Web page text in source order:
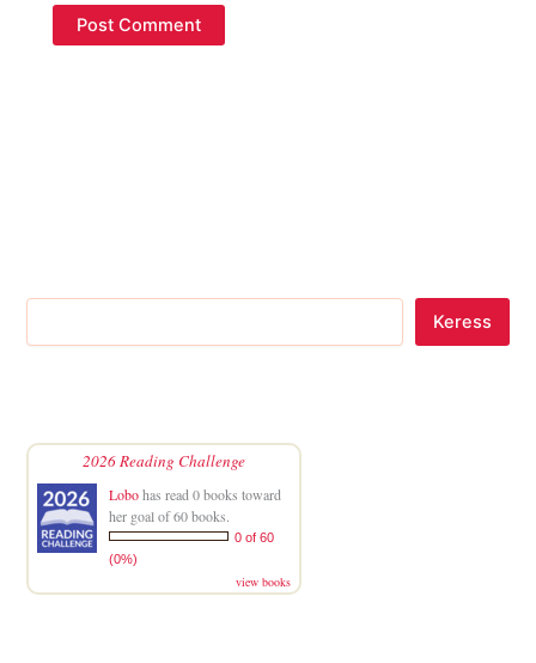
Keress
2026 Reading Challenge
Lobohas read 0 books toward
her goal of 60 books.
0 of 60
(0%)
view books